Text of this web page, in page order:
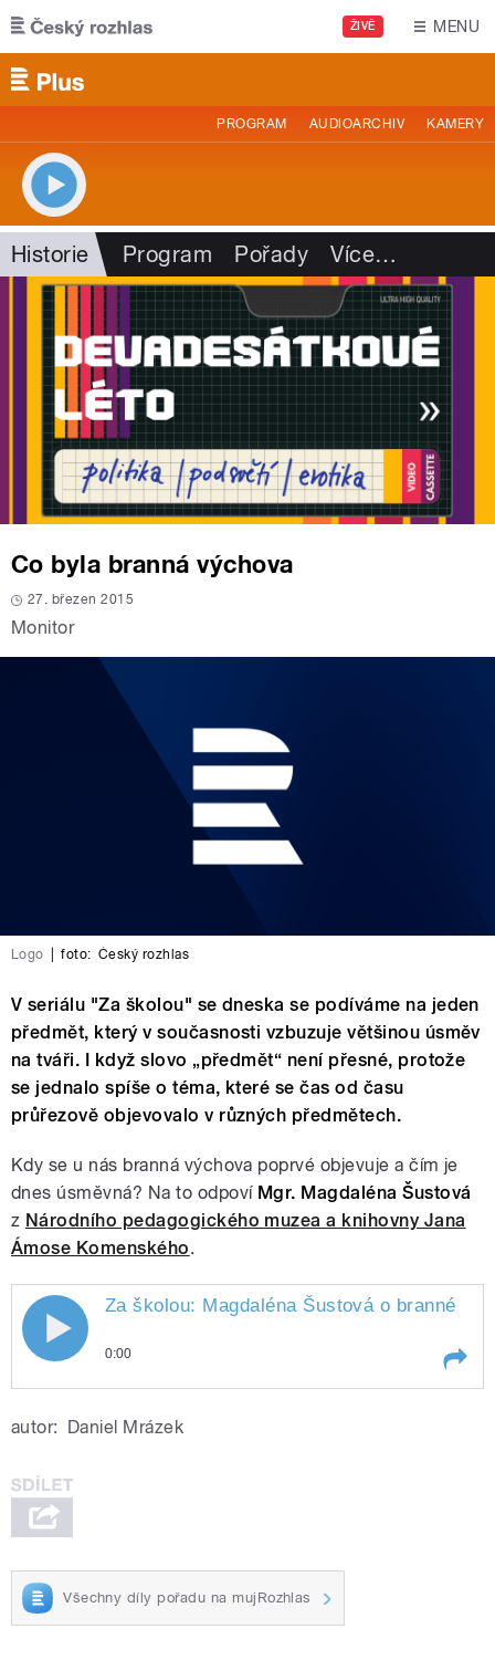
Přejít k hlavnímu obsahu
ŽIVĚ MENU
PROGRAM AUDIOARCHIV KAMERY
Historie Program Pořady Více…
Co byla branná výchova
27. březen 2015
Monitor
Logo foto: Český rozhlas
V seriálu "Za školou" se dneska se podíváme na jeden
předmět, který v současnosti vzbuzuje většinou úsměv
na tváři. I když slovo „předmět“ není přesné, protože
se jednalo spíše o téma, které se čas od času
průřezově objevovalo v různých předmětech.
Kdy se u nás branná výchova poprvé objevuje a čím je
dnes úsměvná? Na to odpoví Mgr. Magdaléna Šustová
z Národního pedagogického muzea a knihovny Jana
Ámose Komenského.
pause
Za školou: Magdaléna Šustová o branné
0:00
branné
autor:
Daniel Mrázek
Všechny díly pořadu na mujRozhlas